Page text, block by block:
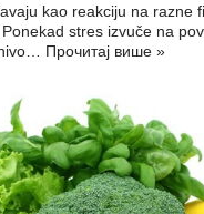
kao reakciju na razne
stres izvuče na
Прочитај више »